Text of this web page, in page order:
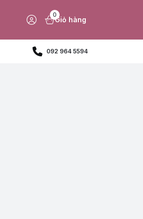
0
Giỏ hàng
092 964 5594